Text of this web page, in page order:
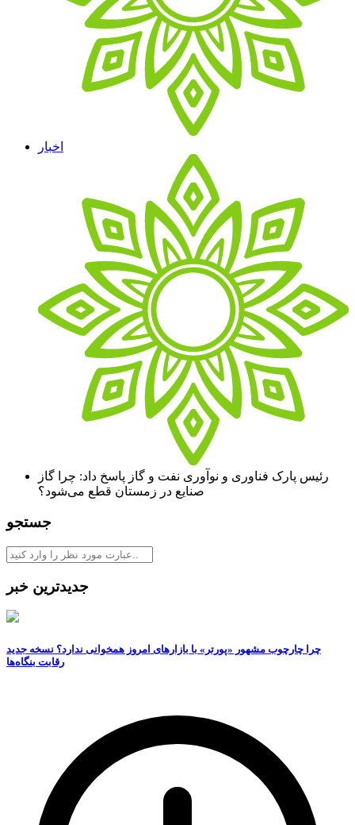
اخبار
رئیس پارک فناوری و نوآوری نفت و گاز پاسخ داد: چرا گاز
صنایع در زمستان قطع می‌شود؟
جستجو
جدیدترین خبر
چرا چارچوب مشهور «پورتر» با بازارهای امروز همخوانی ندارد؟ نسخه جدید
رقابت‌ بنگاه‌ها